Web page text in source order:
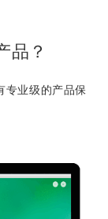
品？
专业级的产品保